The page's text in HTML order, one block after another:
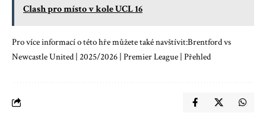
Clash pro místo v kole UCL 16
Pro více informací o této hře můžete také navštívit:Brentford vs
Newcastle United | 2025/2026 | Premier League | Přehled